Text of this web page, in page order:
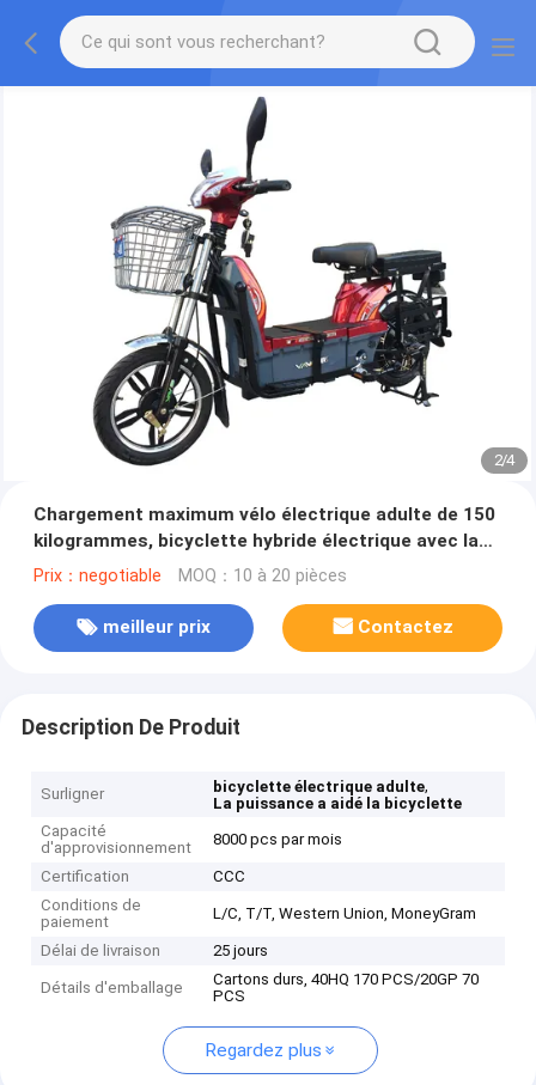
2/4
Chargement maximum vélo électrique adulte de 150
kilogrammes, bicyclette hybride électrique avec la
puissance de batterie
Prix：negotiable MOQ：10 à 20 pièces
meilleur prix Contactez
Description De Produit
Surligner bicyclette électrique adulte,
La puissance a aidé la bicyclette
Capacité
d'approvisionnement
8000 pcs par mois
Certification
CCC
Conditions de
paiement
L/C, T/T, Western Union, MoneyGram
Délai de livraison 25 jours
Détails d'emballage
Cartons durs, 40HQ 170 PCS/20GP 70
PCS
Regardez plus